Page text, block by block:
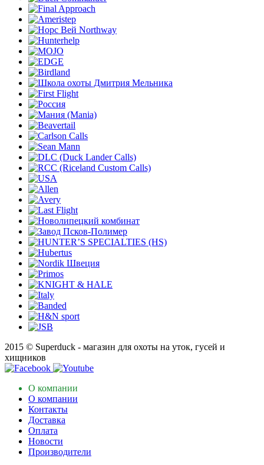
2015 © Superduck - магазин для охоты на уток, гусей и
хищников
О компании
О компании
Контакты
Доставка
Оплата
Новости
Производители